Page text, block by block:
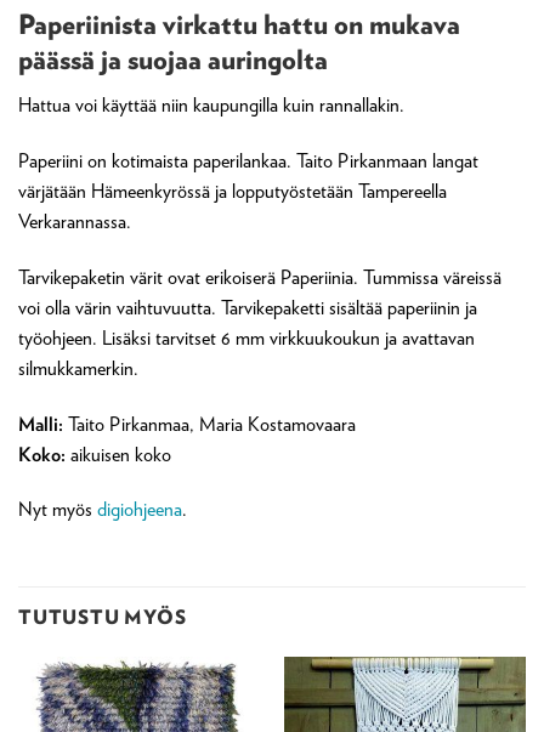
Paperiinista virkattu hattu on mukava
päässä ja suojaa auringolta
Hattua voi käyttää niin kaupungilla kuin rannallakin.
Paperiini on kotimaista paperilankaa. Taito Pirkanmaan langat
värjätään Hämeenkyrössä ja lopputyöstetään Tampereella
Verkarannassa.
Tarvikepaketin värit ovat erikoiserä Paperiinia. Tummissa väreissä
voi olla värin vaihtuvuutta. Tarvikepaketti sisältää paperiinin ja
työohjeen. Lisäksi tarvitset 6 mm virkkuukoukun ja avattavan
silmukkamerkin.
Malli: Taito Pirkanmaa, Maria Kostamovaara
Koko: aikuisen koko
Nyt myös digiohjeena.
TUTUSTU MYÖS